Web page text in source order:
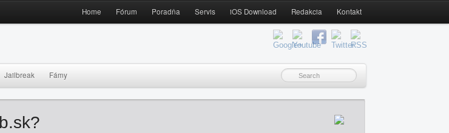
Home Fórum Poradňa Servis iOS Download Redakcia Kontakt
Jailbreak Fámy